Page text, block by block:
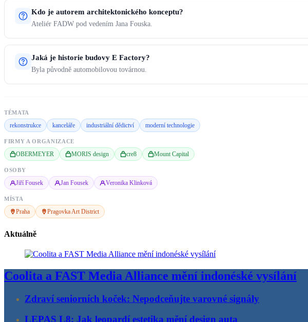
Kdo je autorem architektonického konceptu?
Ateliér FADW pod vedením Jana Fouska.
Jaká je historie budovy E Factory?
Byla původně automobilovou továrnou.
TÉMATA
rekonstrukce kanceláře industriální dědictví moderní technologie
FIRMY A ORGANIZACE
OBERMEYER MORIS design cre8 Mount Capital
OSOBY
Jiří Fousek Jan Fousek Veronika Klinková
MÍSTA
Praha Pragovka Art District
Aktuálně
Coolita a FAST Media Alliance mění indonéské vysílání
Zdraví seniorních koček: Nepodceňujte varovné signály
LEPAS L8: Jak leopardí estetika mění design auta